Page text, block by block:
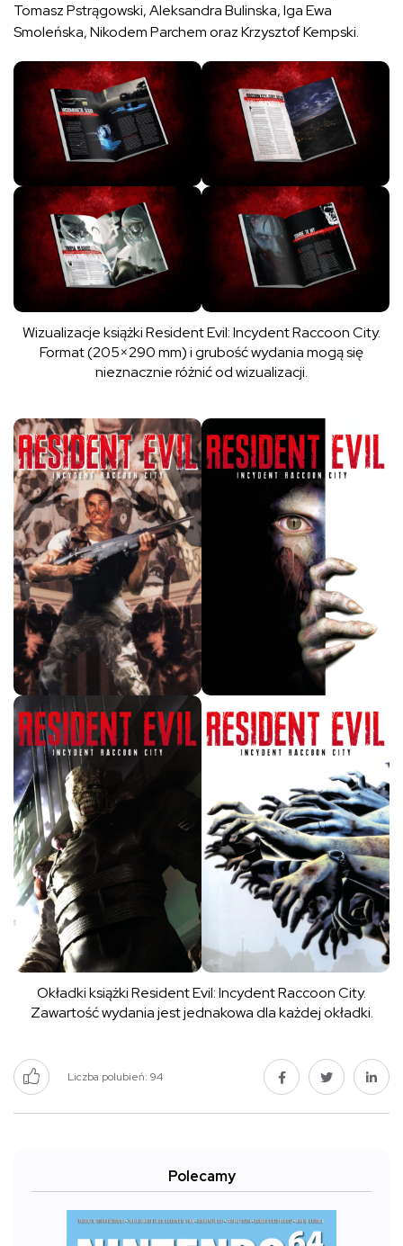
Tomasz Pstrągowski, Aleksandra Bulinska, Iga Ewa
Smoleńska, Nikodem Parchem oraz Krzysztof Kempski.
Wizualizacje książki Resident Evil: Incydent Raccoon City.
Format (205×290 mm) i grubość wydania mogą się
nieznacznie różnić od wizualizacji.
Okładki książki Resident Evil: Incydent Raccoon City.
Zawartość wydania jest jednakowa dla każdej okładki.
Liczba polubień: 94
Polecamy